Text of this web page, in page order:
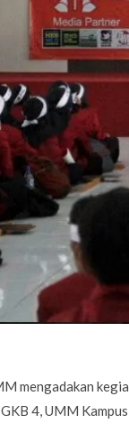
mengadakan
4, UMM